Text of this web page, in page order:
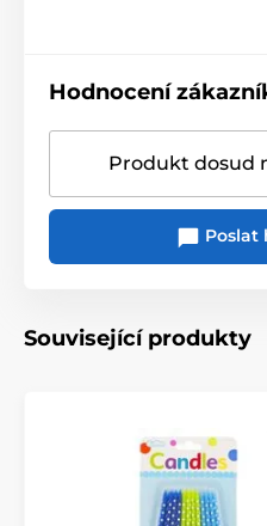
Hodnocení
Produkt dosud
Poslat
Související produkty